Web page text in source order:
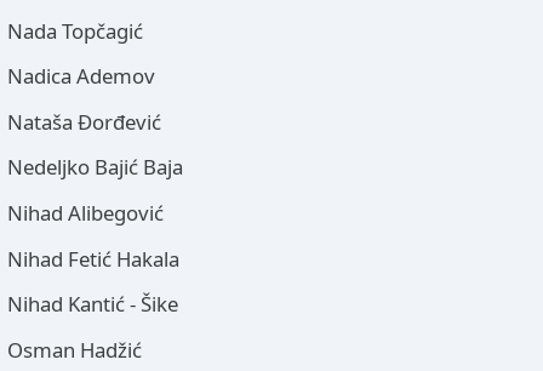
Nada Topčagić
Nadica Ademov
Nataša Đorđević
Nedeljko Bajić Baja
Nihad Alibegović
Nihad Fetić Hakala
Nihad Kantić - Šike
Osman Hadžić